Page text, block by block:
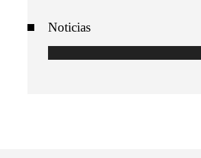
Noticias